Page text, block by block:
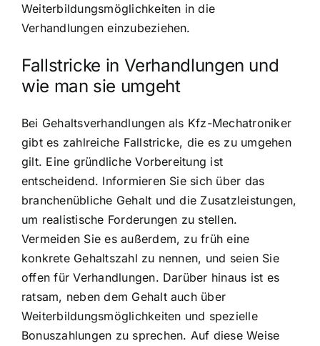
Weiterbildungsmöglichkeiten in die
Verhandlungen einzubeziehen.
Fallstricke in Verhandlungen und
wie man sie umgeht
Bei Gehaltsverhandlungen als Kfz-Mechatroniker
gibt es zahlreiche Fallstricke, die es zu umgehen
gilt. Eine gründliche Vorbereitung ist
entscheidend. Informieren Sie sich über das
branchenübliche Gehalt und die Zusatzleistungen,
um realistische Forderungen zu stellen.
Vermeiden Sie es außerdem, zu früh eine
konkrete Gehaltszahl zu nennen, und seien Sie
offen für Verhandlungen. Darüber hinaus ist es
ratsam, neben dem Gehalt auch über
Weiterbildungsmöglichkeiten und spezielle
Bonuszahlungen zu sprechen. Auf diese Weise